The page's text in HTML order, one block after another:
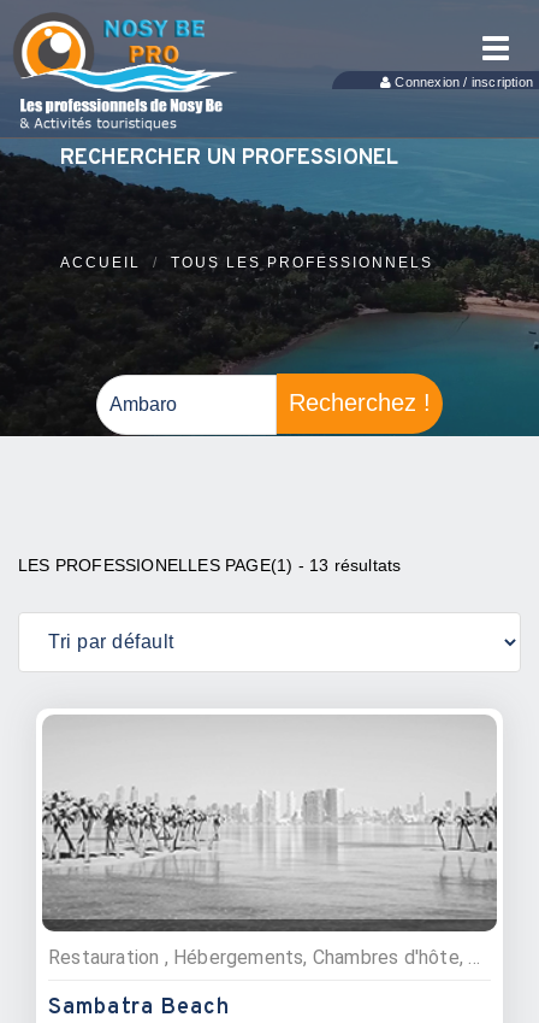
Connexion / inscription
RECHERCHER UN PROFESSIONEL
ACCUEIL TOUS LES PROFESSIONNELS
Recherchez !
LES PROFESSIONELLES PAGE(1) - 13 résultats
Restauration , Hébergements, Chambres d'hôte, Restaurants
Sambatra Beach